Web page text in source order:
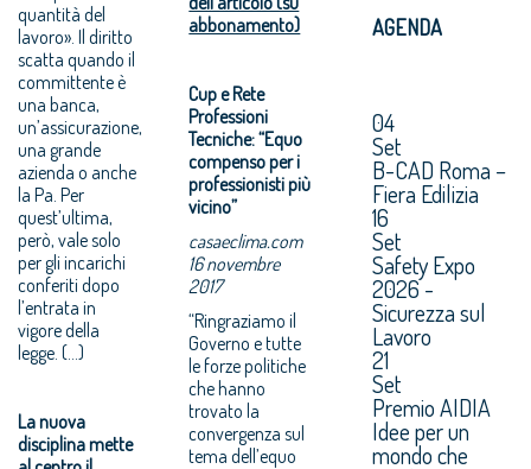
quantità del
lavoro». Il diritto
scatta quando il
committente è
una banca,
un’assicurazione,
una grande
azienda o anche
la Pa. Per
quest’ultima,
però, vale solo
per gli incarichi
conferiti dopo
l’entrata in
vigore della
legge. (...)
La nuova
disciplina mette
abbonamento)
Cup e Rete
Professioni
Tecniche: “Equo
compenso per i
professionisti più
vicino”
casaeclima.com
16 novembre
2017
“Ringraziamo il
Governo e tutte
le forze politiche
che hanno
trovato la
convergenza sul
tema dell’equo
AGENDA
04
Set
B-CAD Roma –
Fiera Edilizia
16
Set
Safety Expo
2026 -
Sicurezza sul
Lavoro
21
Set
Premio AIDIA
Idee per un
mondo che